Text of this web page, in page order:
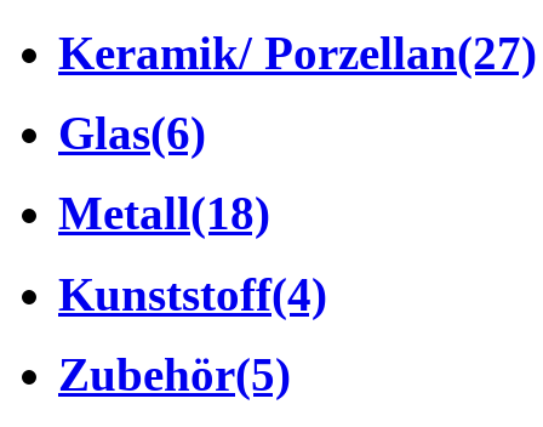
Keramik/ Porzellan(27)
Glas(6)
Metall(18)
Kunststoff(4)
Zubehör(5)